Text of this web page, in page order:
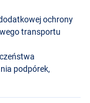
ochrony
transportu
podpórek,